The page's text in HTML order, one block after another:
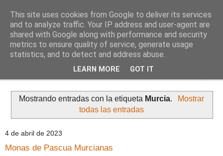
Comoju
La Cocina del Día a Día y el día a día de la Gastronomía
Mostrando entradas con la etiqueta Murcia.
Mostrar
todas las entradas
4 de abril de 2023
Monas de Pascua Murcianas
This site uses cookies from Google to deliver its services
and to analyze traffic. Your IP address and user-agent are
shared with Google along with performance and security
metrics to ensure quality of service, generate usage
statistics, and to detect and address abuse.
LEARN MORE GOT IT